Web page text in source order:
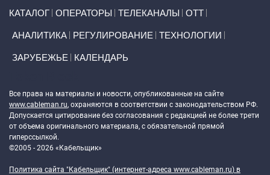
КАТАЛОГ ОПЕРАТОРЫ ТЕЛЕКАНАЛЫ ОТТ
АНАЛИТИКА РЕГУЛИРОВАНИЕ ТЕХНОЛОГИИ
ЗАРУБЕЖЬЕ КАЛЕНДАРЬ
Все права на материалы и новости, опубликованные на сайте
www.cableman.ru, охраняются в соответствии с законодательством РФ.
Допускается цитирование без согласования с редакцией не более трети
от объема оригинального материала, с обязательной прямой
гиперссылкой.
©2005 - 2026 «Кабельщик»
Политика сайта "Кабельщик" (интернет-адреса www.cableman.ru) в